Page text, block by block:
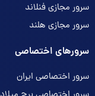
سرور مجازی فنلاند
سرور مجازی هلند
سرورهای اختصاصی
سرور اختصاصی ایران